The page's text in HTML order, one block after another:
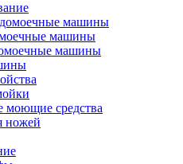
машины
машины
машины
моющие средства
ножей